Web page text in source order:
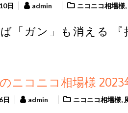
日 admin ニコニコ相場様,
「ガン」も消える
ニコニコ相場様 2023
日 admin ニコニコ相場様,